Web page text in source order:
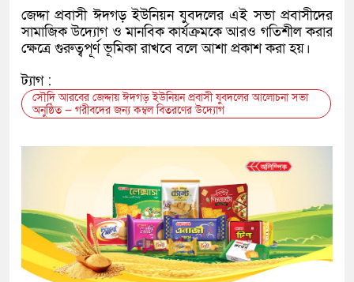
জেদ্দা প্রবাসী ঈদগড় ইউনিয়ন যুবদলের এই সভা প্রবাসীদের
সামাজিক উদ্যোগ ও মানবিক কার্যক্রমকে আরও গতিশীল করার
ক্ষেত্রে গুরুত্বপূর্ণ ভূমিকা রাখবে বলে আশা প্রকাশ করা হয়।
ট্যাগ :
সৌদি আরবের জেদ্দায় ঈদগড় ইউনিয়ন প্রবাসী যুবদলের আলোচনা সভা
অনুষ্ঠিত — গরীবদের জন্য কম্বল বিতরণের উদ্যোগ